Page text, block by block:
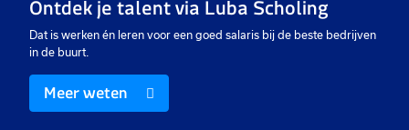
€ 16,00- € 19,00 p.u. € 2700 -€ 3000 p.m.
Ontdek je talent via Luba Scholing
Dat is werken én leren voor een goed salaris bij de beste bedrijven
in de buurt.
Meer weten